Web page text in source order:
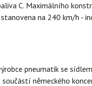
C. Maximálního
na 240 km/h -
pneumatik se
německého